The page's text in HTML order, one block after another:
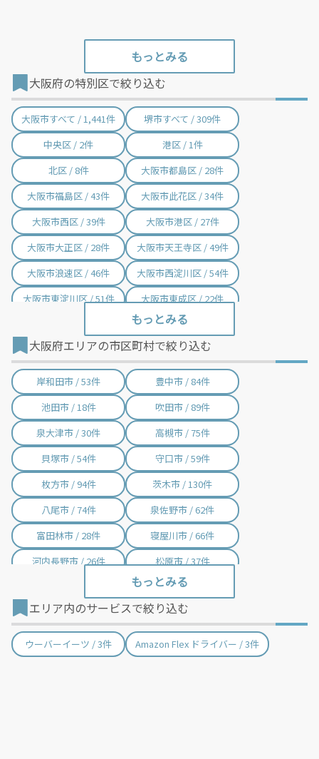
大阪府の特別区で絞り込む
大阪市すべて / 1,441件
堺市すべて / 309件
中央区 / 2件
港区 / 1件
北区 / 8件
大阪市都島区 / 28件
大阪市福島区 / 43件
大阪市此花区 / 34件
大阪市西区 / 39件
大阪市港区 / 27件
大阪市大正区 / 28件
大阪市天王寺区 / 49件
大阪市浪速区 / 46件
大阪市西淀川区 / 54件
大阪市東淀川区 / 51件
大阪市東成区 / 22件
大阪市旭区 / 43件
大阪市城東区 / 41件
大阪市阿倍野区 / 45件
大阪市住吉区 / 61件
大阪市東住吉区 / 28件
大阪市西成区 / 59件
大阪市淀川区 / 80件
大阪市鶴見区 / 24件
大阪市住之江区 / 89件
大阪市平野区 / 37件
大阪市北区 / 86件
大阪市中央区 / 115件
堺市堺区 / 87件
堺市中区 / 46件
堺市東区 / 12件
堺市西区 / 53件
堺市南区 / 17件
堺市北区 / 37件
堺市美原区 / 11件
大阪府エリアの市区町村で絞り込む
岸和田市 / 53件
豊中市 / 84件
池田市 / 18件
吹田市 / 89件
泉大津市 / 30件
高槻市 / 75件
貝塚市 / 54件
守口市 / 59件
枚方市 / 94件
茨木市 / 130件
八尾市 / 74件
泉佐野市 / 62件
富田林市 / 28件
寝屋川市 / 66件
河内長野市 / 26件
松原市 / 37件
和泉市 / 29件
箕面市 / 32件
柏原市 / 33件
羽曳野市 / 33件
門真市 / 50件
エリア内のサービスで絞り込む
ウーバーイーツ / 3件 Amazon Flex ドライバー / 3件